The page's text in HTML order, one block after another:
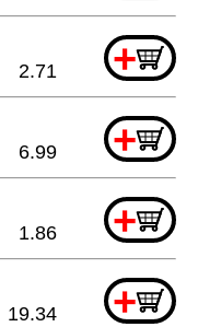
+
2.71
+
6.99
+
1.86
+
19.34